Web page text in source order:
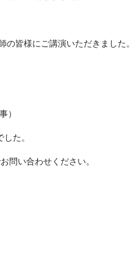
皆様にご講演いただきました。
）
た。
問い合わせください。